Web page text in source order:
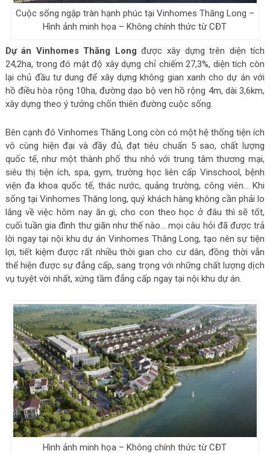
Cuộc sống ngập tràn hạnh phúc tại Vinhomes Thăng Long –
Hình ảnh minh họa – Không chính thức từ CĐT
Dự án Vinhomes Thăng Long được xây dựng trên diện tích
24,2ha, trong đó mật độ xây dựng chỉ chiếm 27,3%, diện tích còn
lại chủ đầu tư dung để xây dựng không gian xanh cho dự án với
hồ điều hòa rộng 10ha, đường dạo bộ ven hồ rộng 4m, dài 3,6km,
xây dựng theo ý tưởng chốn thiên đường cuộc sống.
Bên cạnh đó Vinhomes Thăng Long còn có một hệ thống tiện ích
vô cùng hiện đại và đầy đủ, đạt tiêu chuẩn 5 sao, chất lượng
quốc tế, như một thành phố thu nhỏ với trung tâm thương mại,
siêu thị tiện ích, spa, gym, trường học liên cấp Vinschool, bệnh
viện đa khoa quốc tế, thác nước, quảng trường, công viên… Khi
sống tại Vinhomes Thăng long, quý khách hàng không cần phải lo
lắng về việc hôm nay ăn gì, cho con theo học ở đâu thì sẽ tốt,
cuối tuần gia đình thư giãn như thế nào… mọi câu hỏi đã được trả
lời ngay tại nội khu dự án Vinhomes Thăng Long, tạo nên sự tiện
lợi, tiết kiệm được rất nhiều thời gian cho cư dân, đồng thời vẫn
thể hiện được sự đẳng cấp, sang trọng với những chất lượng dịch
vụ tuyệt vời nhất, xứng tầm đẳng cấp ngay tại nội khu dự án.
Hình ảnh minh họa – Không chính thức từ CĐT